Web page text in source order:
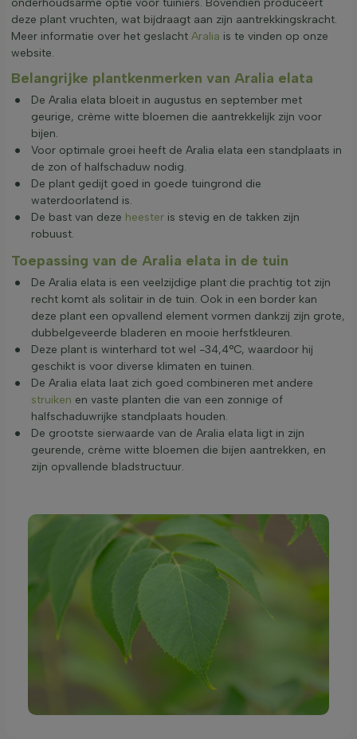
onderhoudsarme optie voor tuiniers. Bovendien produceert
deze plant vruchten, wat bijdraagt aan zijn aantrekkingskracht.
Meer informatie over het geslacht Aralia is te vinden op onze
website.
Belangrijke plantkenmerken van Aralia elata
De Aralia elata bloeit in augustus en september met
geurige, crème witte bloemen die aantrekkelijk zijn voor
bijen.
Voor optimale groei heeft de Aralia elata een standplaats in
de zon of halfschaduw nodig.
De plant gedijt goed in goede tuingrond die
waterdoorlatend is.
De bast van deze heester is stevig en de takken zijn
robuust.
Toepassing van de Aralia elata in de tuin
De Aralia elata is een veelzijdige plant die prachtig tot zijn
recht komt als solitair in de tuin. Ook in een border kan
deze plant een opvallend element vormen dankzij zijn grote,
dubbelgeveerde bladeren en mooie herfstkleuren.
Deze plant is winterhard tot wel -34,4°C, waardoor hij
geschikt is voor diverse klimaten en tuinen.
De Aralia elata laat zich goed combineren met andere
struiken en vaste planten die van een zonnige of
halfschaduwrijke standplaats houden.
De grootste sierwaarde van de Aralia elata ligt in zijn
geurende, crème witte bloemen die bijen aantrekken, en
zijn opvallende bladstructuur.